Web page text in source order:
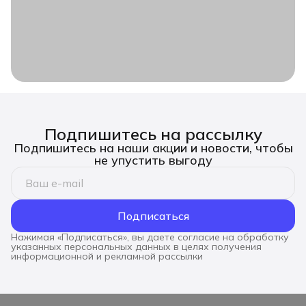
Подпишитесь на рассылку
Подпишитесь на наши акции и новости, чтобы
не упустить выгоду
Подписаться
Нажимая «Подписаться», вы даете согласие на обработку
указанных персональных данных в целях получения
информационной и рекламной рассылки